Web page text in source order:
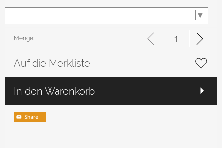
Menge:
Auf die Merkliste
In den Warenkorb